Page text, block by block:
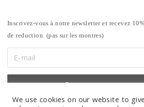
Inscrivez-vous à notre newsletter et recevez
de reduction. (pas sur les montres)
We use cookies on our website to